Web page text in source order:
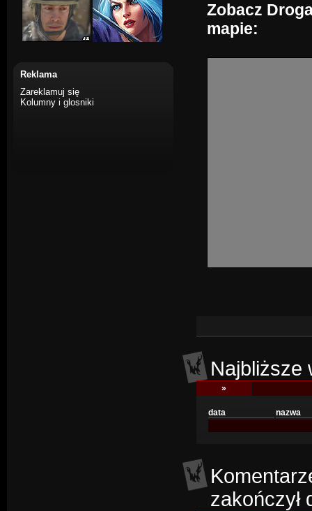
Reklama
Zareklamuj się
Kolumny i glosniki
Zobacz
mapie:
Najbliższe
»
data nazwa
zakończył